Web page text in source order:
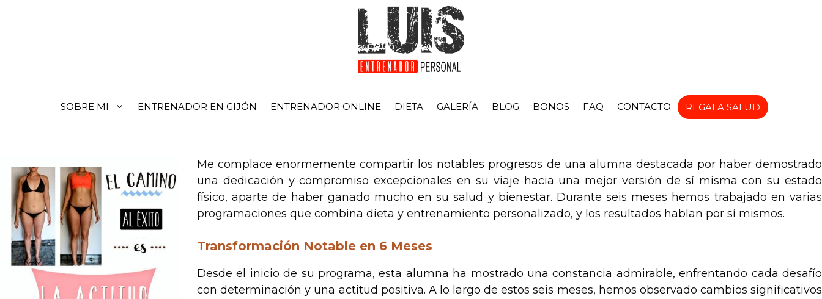
SOBRE MI ENTRENADOR EN GIJÓN ENTRENADOR ONLINE DIETA GALERÍA BLOG BONOS FAQ CONTACTO REGALA SALUD
Me complace enormemente compartir los notables progresos de una alumna destacada por haber demostrado
una dedicación y compromiso excepcionales en su viaje hacia una mejor versión de sí misma con su estado
físico, aparte de haber ganado mucho en su salud y bienestar. Durante seis meses hemos trabajado en varias
programaciones que combina dieta y entrenamiento personalizado, y los resultados hablan por sí mismos.
Transformación Notable en 6 Meses
Desde el inicio de su programa, esta alumna ha mostrado una constancia admirable, enfrentando cada desafío
con determinación y una actitud positiva. A lo largo de estos seis meses, hemos observado cambios significativos